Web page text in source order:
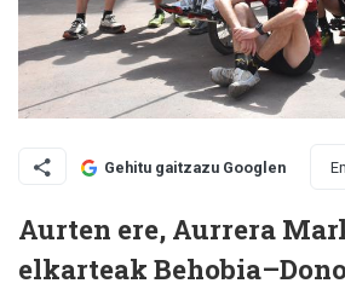
Gehitu gaitzazu Googlen
Aurten ere, Aurrera
elkarteak